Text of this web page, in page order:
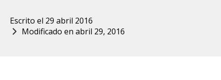
Escrito el 29 abril 2016
Modificado en abril 29, 2016